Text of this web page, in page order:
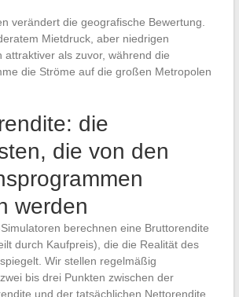
verändert die geografische Bewertung.
Mietdruck, aber niedrigen
attraktiver als zuvor, während die
die Ströme auf die großen Metropolen
die
die von den
werden
berechnen eine Bruttorendite
durch Kaufpreis), die die Realität des
Wir stellen regelmäßig
bis drei Punkten zwischen der
und der tatsächlichen Nettorendite